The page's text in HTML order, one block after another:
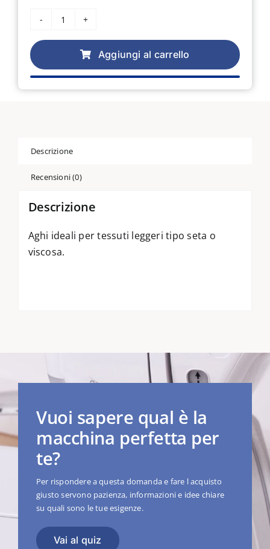
CONFEZIONE
5
AGHI
MISURE
DAL
Aggiungi al carrello
Descrizione
Recensioni (0)
Descrizione
Aghi ideali per tessuti leggeri tipo seta o
viscosa.
Vuoi sapere qual è la
macchina perfetta per
te?
Per rispondere a questa domanda e fare l acquisto
giusto servono pazienza, informazioni e idee chiare
su quali sono le tue esigenze.
Vai al quiz